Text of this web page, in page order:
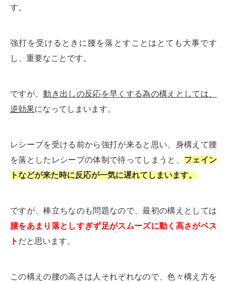
す。
強打を受けるときに腰を落とすことはとても大事です
し、重要なことです。
ですが、動き出しの反応を早くする為の構えとしては、
逆効果になってしまいます。
レシーブを受ける前から強打が来ると思い、身構えて腰
を落としたレシーブの体制で待ってしまうと、 フェイン
トなどが来た時に反応が一気に遅れてしまいます。
ですが、棒立ちなのも問題なので、最初の構えとしては
腰をあまり落としすぎず足がスムーズに動く高さがベス
ト だと思います。
この構えの腰の高さは人それぞれなので、色々構え方を